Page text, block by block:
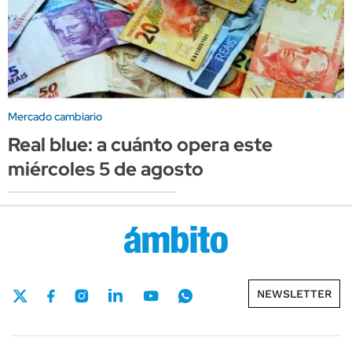
Mercado cambiario
Real blue: a cuánto opera este
miércoles 5 de agosto
NEWSLETTER